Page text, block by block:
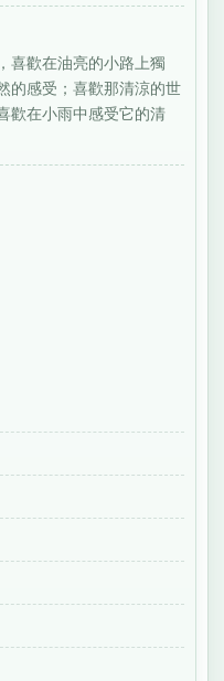
喜歡在油亮的小路上獨
的感受；喜歡那清涼的世
歡在小雨中感受它的清